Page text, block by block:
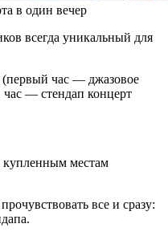
в один вечер
всегда уникальный для
(первый час — джазовое
— стендап концерт
купленным местам
все и сразу: